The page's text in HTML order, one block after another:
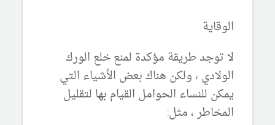
الوقاية
لا توجد طريقة مؤكدة لمنع خلع الورك
الولادي ، ولكن هناك بعض الأشياء التي
يمكن للنساء الحوامل القيام بها لتقليل
المخاطر ، مثل: